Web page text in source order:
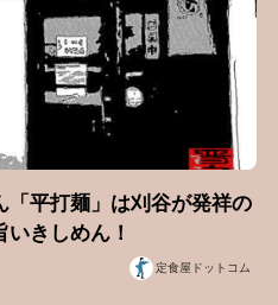
「平打麺」は刈谷が発祥の
きしめん！
定食屋ドットコム